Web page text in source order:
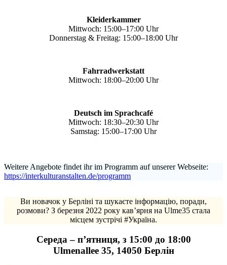
Kleiderkammer
Mittwoch: 15:00–17:00 Uhr
Donnerstag & Freitag: 15:00–18:00 Uhr
Fahrradwerkstatt
Mittwoch: 18:00–20:00 Uhr
Deutsch im Sprachcafé
Mittwoch: 18:30–20:30 Uhr
Samstag: 15:00–17:00 Uhr
Weitere Angebote findet ihr im Programm auf unserer Webseite:
https://interkulturanstalten.de/programm
Ви новачок у Берліні та шукаєте інформацію, поради,
розмови? З березня 2022 року кав’ярня на Ulme35 стала
місцем зустрічі #Україна.
Середа – п’ятниця, з 15:00 до 18:00
Ulmenallee 35, 14050 Берлін